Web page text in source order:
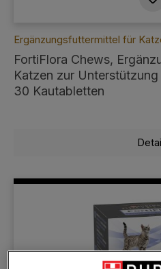
Ergänzungsfuttermittel für
FortiFlora Chews,
Katzen zur
30 Kautabletten